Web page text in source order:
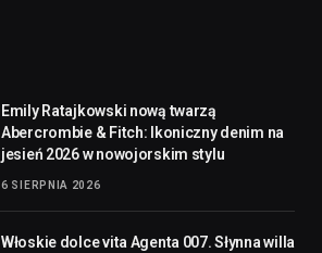
Emily Ratajkowski nową twarzą
Abercrombie & Fitch: Ikoniczny denim na
jesień 2026 w nowojorskim stylu
6 SIERPNIA 2026
Włoskie dolce vita Agenta 007. Słynna willa